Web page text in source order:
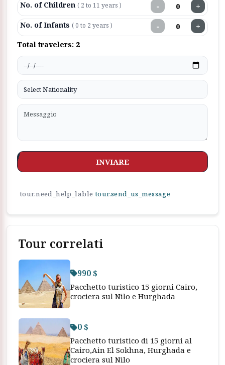
No. of Children ( 2 to 11 years ) − +
No. of Infants ( 0 to 2 years ) − +
Total travelers: 2
INVIARE
tour.need_help_lable tour.send_us_message
Tour correlati
990 $
Pacchetto turistico 15 giorni Cairo,
crociera sul Nilo e Hurghada
0 $
Pacchetto turistico di 15 giorni al
Cairo,Ain El Sokhna, Hurghada e
crociera sul Nilo